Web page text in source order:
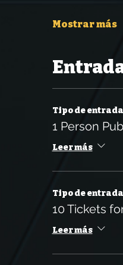
Mostrar más
Tipo de entrada
1 Person
Leer más
Tipo de entrada
10 Tickets
Leer más